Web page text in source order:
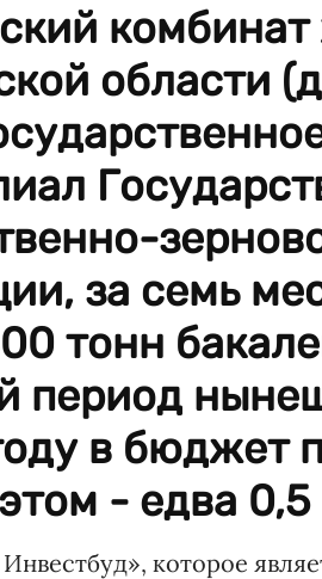
комбинат
области
за семь
тонн
период
в бюджет
- едва
которое